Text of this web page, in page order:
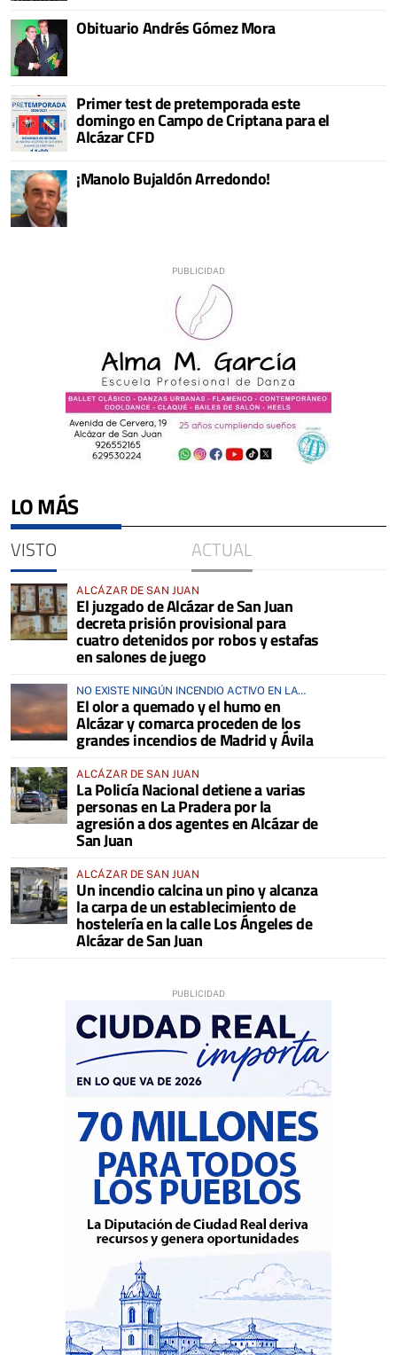
Obituario Andrés Gómez Mora
Primer test de pretemporada este
domingo en Campo de Criptana para el
Alcázar CFD
¡Manolo Bujaldón Arredondo!
LO MÁS
VISTO ACTUAL
ALCÁZAR DE SAN JUAN
El juzgado de Alcázar de San Juan
decreta prisión provisional para
cuatro detenidos por robos y estafas
en salones de juego
NO EXISTE NINGÚN INCENDIO ACTIVO EN LA
COMARCA
El olor a quemado y el humo en
Alcázar y comarca proceden de los
grandes incendios de Madrid y Ávila
ALCÁZAR DE SAN JUAN
La Policía Nacional detiene a varias
personas en La Pradera por la
agresión a dos agentes en Alcázar de
San Juan
ALCÁZAR DE SAN JUAN
Un incendio calcina un pino y alcanza
la carpa de un establecimiento de
hostelería en la calle Los Ángeles de
Alcázar de San Juan